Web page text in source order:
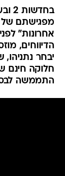
מפגישתם של
אחרונות"
הדיווחים,
יבחר
חלוקה חינם
התממשה